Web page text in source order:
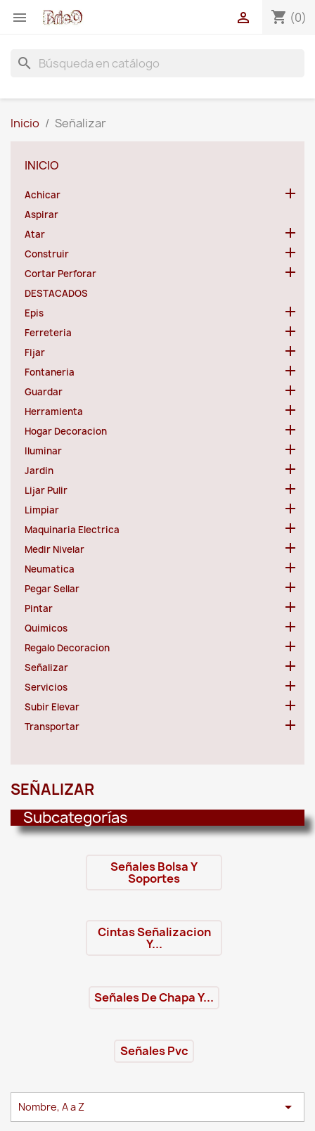
 shopping_cart (0)

search
Inicio Señalizar
INICIO
Achicar 
Aspirar
Atar

Construir 
Cortar Perforar 
DESTACADOS
Epis

Ferreteria 
Fijar 
Fontaneria 
Guardar 
Herramienta 
Hogar Decoracion 
Iluminar 
Jardin 
Lijar Pulir 
Limpiar 
Maquinaria Electrica 
Medir Nivelar 
Neumatica 
Pegar Sellar 
Pintar 
Quimicos 
Regalo Decoracion 
Señalizar 
Servicios 
Subir Elevar 
Transportar 
SEÑALIZAR
Subcategorías
Señales Bolsa Y
Soportes
Cintas Señalizacion
Y...
Señales De Chapa Y...
Señales Pvc
Nombre, A a Z 